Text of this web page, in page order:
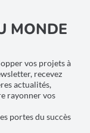
MONDE
vos projets à
recevez
actualités,
rayonner vos
portes du succès